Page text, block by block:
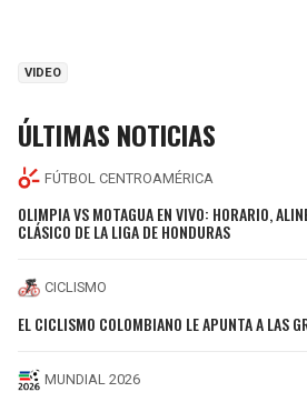
VIDEO
ÚLTIMAS NOTICIAS
FÚTBOL CENTROAMÉRICA
OLIMPIA VS MOTAGUA EN VIVO: HORARIO,
CLÁSICO DE LA LIGA DE HONDURAS
CICLISMO
EL CICLISMO COLOMBIANO LE APUNTA A LAS
MUNDIAL 2026